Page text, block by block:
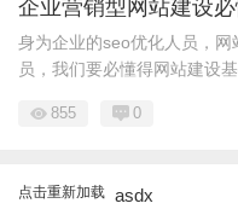
企业营销型网站建设
身为企业的seo优化人员，
员，我们要必懂得网站建设基
855 0
点击重新加载 asdx